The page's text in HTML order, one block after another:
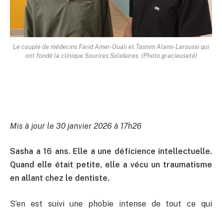
Le couple de médecins Farid Amer-Ouali et Tasnim Alami-Laroussi qui
ont fondé la clinique Sourires Solidaires. (Photo gracieuseté)
Mis à jour le 30 janvier 2026 à 17h26
Sasha a 16 ans. Elle a une déficience intellectuelle.
Quand elle était petite, elle a vécu un traumatisme
en allant chez le dentiste.
S’en est suivi une phobie intense de tout ce qui